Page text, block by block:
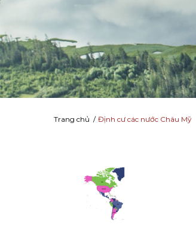
Trang chủ / Định cư các nước Châu Mỹ